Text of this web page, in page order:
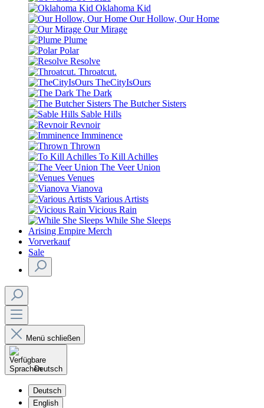
Oklahoma Kid
Our Hollow, Our Home
Our Mirage
Plume
Polar
Resolve
Throatcut.
TheCityIsOurs
The Dark
The Butcher Sisters
Sable Hills
Revnoir
Imminence
Thrown
To Kill Achilles
The Veer Union
Venues
Vianova
Various Artists
Vicious Rain
While She Sleeps
Arising Empire Merch
Vorverkauf
Sale
Menü schließen
Deutsch
Deutsch
English